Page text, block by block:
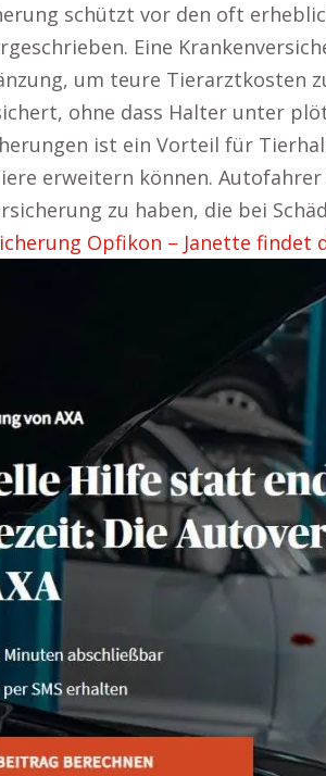
schützt vor den oft
Eine
um teure Tierarztkosten
ohne dass Halter unter
ist ein Vorteil für
erweitern können.
zu haben, die bei
Opfikon – Janette findet